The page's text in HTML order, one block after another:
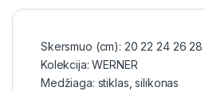
Skersmuo (cm): 20 22 24 26 28
Kolekcija: WERNER
Medžiaga: stiklas, silikonas